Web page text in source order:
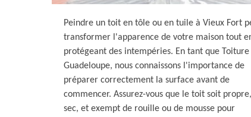
Peindre un toit en tôle ou en tuile à Vieux Fort
transformer l'apparence de votre maison tout
protégeant des intempéries. En tant que Toiture
Guadeloupe, nous connaissons l'importance de
préparer correctement la surface avant de
commencer. Assurez-vous que le toit soit propre,
sec, et exempt de rouille ou de mousse pour